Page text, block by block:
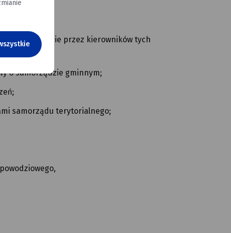
dokonywanie przez kierowników tych
o samorządzie gminnym;
samorządu terytorialnego;